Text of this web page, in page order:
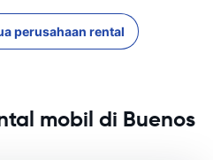
perusahaan rental
mobil di Buenos